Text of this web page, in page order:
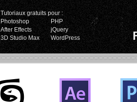
Tutoriaux gratuits pour :
Photoshop
PHP
After Effects
jQuery
3D Studio Max
WordPress